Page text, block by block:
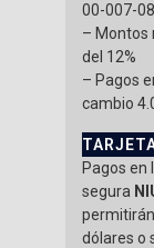
00-007-
– Montos
del 12%
– Pagos
cambio
Pagos
segura
dólares o